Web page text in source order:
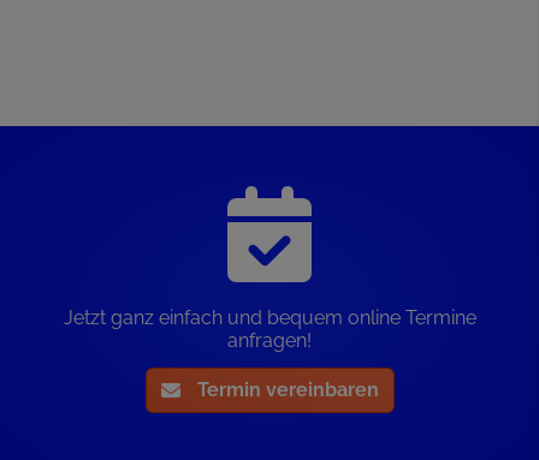
Jetzt ganz einfach und bequem online Termine
anfragen!
Termin vereinbaren